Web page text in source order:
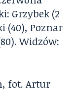
Grzybek (2
(40), Poznar
Widzów:
fot. Artur